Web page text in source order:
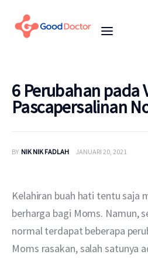
Mengapa Good Doctor
Berita
Layanan
6 Perubahan pada
Pascapersalinan
BY NIK NIK FADLAH JANUARI 20, 2021
Kelahiran buah hati tentu saja
berharga bagi Moms. Namun,
normal terdapat beberapa
Moms rasakan, salah satunya